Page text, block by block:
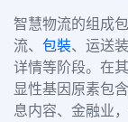
智慧物流的组成
流、 包裝、运送
详情等阶段。在
显性基因原素包
息内容、金融业